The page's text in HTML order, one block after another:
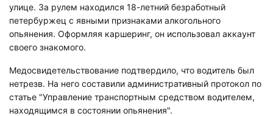
улице. За рулем находился 18-летний безработный
петербуржец с явными признаками алкогольного
опьянения. Оформляя каршеринг, он использовал аккаунт
своего знакомого.
Медосвидетельствование подтвердило, что водитель был
нетрезв. На него составили административный протокол по
статье "Управление транспортным средством водителем,
находящимся в состоянии опьянения".